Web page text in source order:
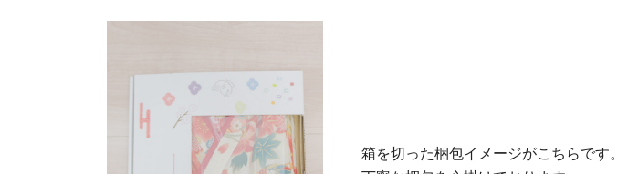
箱を切った梱包イメージがこちらです。